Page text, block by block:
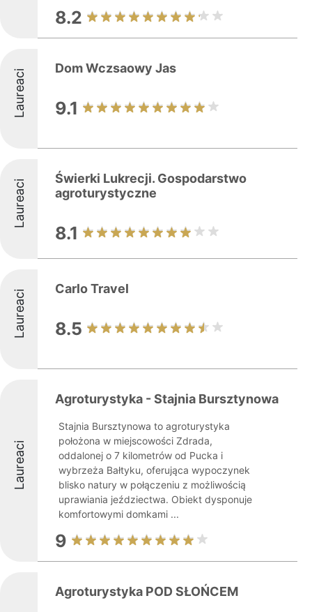
8.2
Laureaci Dom Wczsaowy Jas
9.1
Laureaci
Świerki Lukrecji. Gospodarstwo
agroturystyczne
8.1
Laureaci Carlo Travel
8.5
Laureaci
Agroturystyka - Stajnia Bursztynowa
Stajnia Bursztynowa to agroturystyka
położona w miejscowości Zdrada,
oddalonej o 7 kilometrów od Pucka i
wybrzeża Bałtyku, oferująca wypoczynek
blisko natury w połączeniu z możliwością
uprawiania jeździectwa. Obiekt dysponuje
komfortowymi domkami ...
9
Agroturystyka POD SŁOŃCEM